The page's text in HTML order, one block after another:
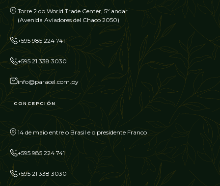
Torre 2 do World Trade Center, 5º andar
(Avenida Aviadores del Chaco 2050)
+595 985 224 741
+595 21 338 3030
info@paracel.com.py
CONCEPCIÓN
14 de maio entre o Brasil e o presidente Franco
+595 985 224 741
+595 21 338 3030